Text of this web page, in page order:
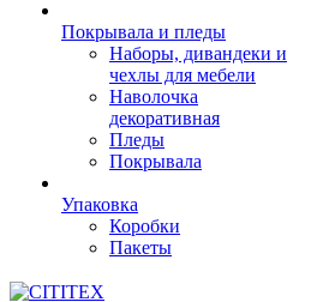
Покрывала и пледы
Наборы, дивандеки и
чехлы для мебели
Наволочка
декоративная
Пледы
Покрывала
Упаковка
Коробки
Пакеты